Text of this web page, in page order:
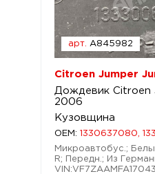
арт. A845982
Citroen Jumper
Дождевик Citroen
2006
Кузовщина
OEM: 1330637080,
Микроавтобус.;
R; Передн.; Из